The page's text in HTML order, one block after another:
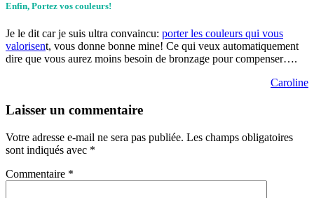
Enfin, Portez vos couleurs!
Je le dit car je suis ultra convaincu: porter les couleurs qui vous
valorisent, vous donne bonne mine! Ce qui veux automatiquement
dire que vous aurez moins besoin de bronzage pour compenser….
Caroline
Laisser un commentaire
Votre adresse e-mail ne sera pas publiée. Les champs obligatoires
sont indiqués avec *
Commentaire *